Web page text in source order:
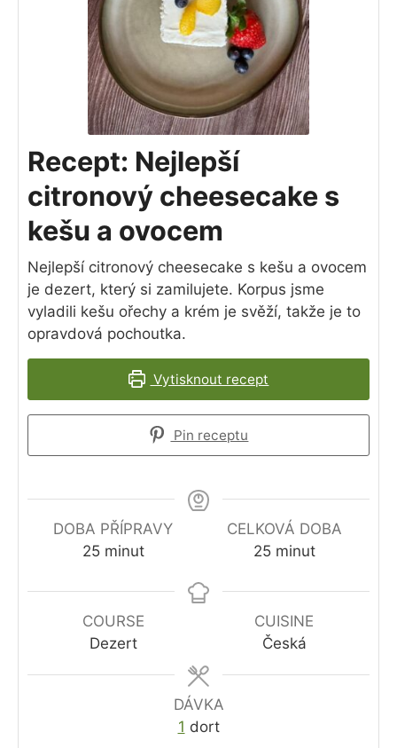
Recept: Nejlepší
citronový cheesecake s
kešu a ovocem
Nejlepší citronový cheesecake s kešu a ovocem
je dezert, který si zamilujete. Korpus jsme
vyladili kešu ořechy a krém je svěží, takže je to
opravdová pochoutka.
Vytisknout recept
Pin receptu
DOBA PŘÍPRAVY
25minutes
minut
CELKOVÁ DOBA
25minutes
minut
COURSE
Dezert
CUISINE
Česká
DÁVKA
1 dort